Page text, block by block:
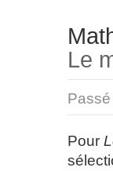
Le
Passé
Pour